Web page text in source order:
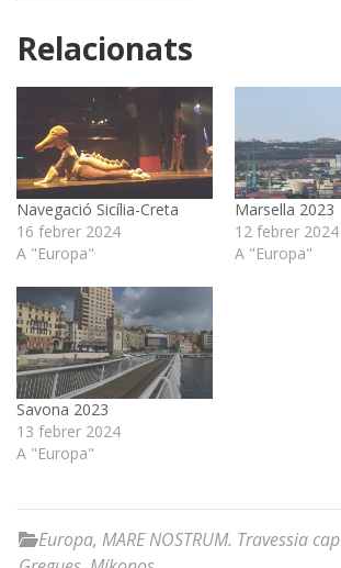
Relacionats
Navegació Sicília-Creta
16 febrer 2024
A "Europa"
Marsella 2023
12 febrer 2024
A "Europa"
Savona 2023
13 febrer 2024
A "Europa"
Europa, MARE NOSTRUM. Travessia